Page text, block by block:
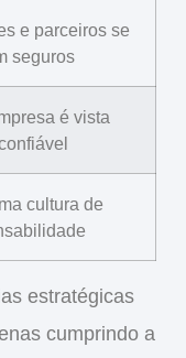
e parceiros se
seguros
é vista
cultura de
estratégicas
cumprindo a